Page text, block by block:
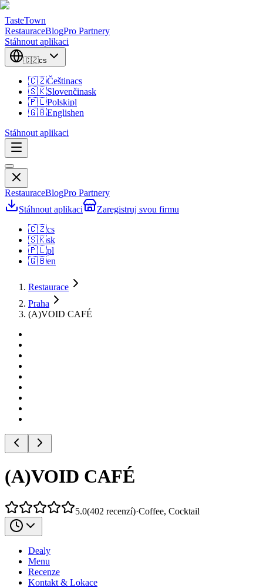
TasteTown
RestauraceBlogPro Partnery
Stáhnout aplikaci
🇨🇿cs
🇨🇿Češtinacs
🇸🇰Slovenčinask
🇵🇱Polskipl
🇬🇧Englishen
Stáhnout aplikaci
RestauraceBlogPro Partnery
Stáhnout aplikaci
Zaregistruj svou firmu
🇨🇿cs
🇸🇰sk
🇵🇱pl
🇬🇧en
Restaurace
Praha
(A)VOID CAFÉ
(A)VOID CAFÉ
5.0(402 recenzí)·Coffee, Cocktail
Dealy
Menu
Recenze
Kontakt & Lokace